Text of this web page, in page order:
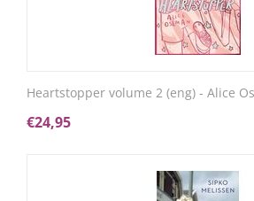
Heartstopper volume 2 (eng) - Alice
€24,95